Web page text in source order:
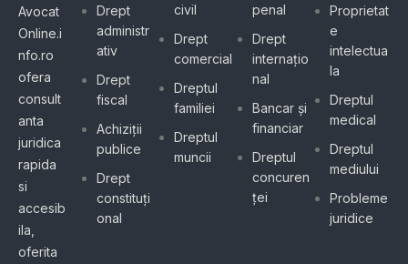
Avocat
Online.i
nfo.ro
ofera
consult
anta
juridica
rapida
si
accesib
ila,
oferita
Drept
administr
ativ
Drept
fiscal
Achiziții
publice
Drept
constituți
onal
civil
Drept
comercial
Dreptul
familiei
Dreptul
muncii
penal
Drept
internațio
nal
Bancar și
financiar
Dreptul
concuren
ței
Proprietat
e
intelectua
la
Dreptul
medical
Dreptul
mediului
Probleme
juridice